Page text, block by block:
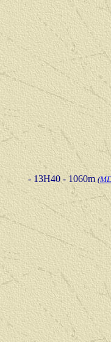
- 13H40 - 1060m(